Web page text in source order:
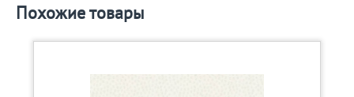
Похожие товары